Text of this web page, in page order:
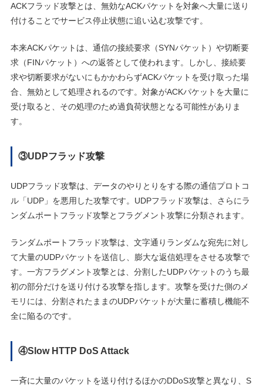
ACKフラッド攻撃とは、無効なACKパケットを対象へ大量に送り
付けることでサービス停止状態に追い込む攻撃です。
本来ACKパケットは、通信の接続要求（SYNパケット）や切断要
求（FINパケット）への返答として使われます。しかし、接続要
求や切断要求がないにもかかわらずACKパケットを受け取った場
合、無効として処理されるのです。対象がACKパケットを大量に
受け取ると、その処理のため過負荷状態となる可能性がありま
す。
③UDPフラッド攻撃
UDPフラッド攻撃は、データのやりとりをする際の通信プロトコ
ル「UDP」を悪用した攻撃です。UDPフラッド攻撃は、さらにラ
ンダムポートフラッド攻撃とフラグメント攻撃に分類されます。
ランダムポートフラッド攻撃は、文字通りランダムな宛先に対し
て大量のUDPパケットを送信し、膨大な返信処理をさせる攻撃で
す。一方フラグメント攻撃とは、分割したUDPパケットのうち最
初の部分だけを送り付ける攻撃を指します。攻撃を受けた側のメ
モリには、分割されたままのUDPパケットが大量に蓄積し機能不
全に陥るのです。
④Slow HTTP DoS Attack
一斉に大量のパケットを送り付けるほかのDDoS攻撃と異なり、S